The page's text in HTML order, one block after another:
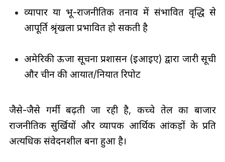
व्यापार या भू-राजनीतिक तनाव में संभावित वृद्धि से
आपूर्ति श्रृंखला प्रभावित हो सकती है
अमेरिकी ऊर्जा सूचना प्रशासन (ईआईए) द्वारा जारी सूची
और चीन की आयात/निर्यात रिपोर्ट
जैसे-जैसे गर्मी बढ़ती जा रही है, कच्चे तेल का बाजार
राजनीतिक सुर्खियों और व्यापक आर्थिक आंकड़ों के प्रति
अत्यधिक संवेदनशील बना हुआ है।